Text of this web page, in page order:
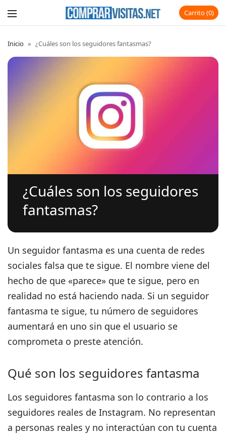
Carrito 0
Inicio » ¿Cuáles son los seguidores fantasmas?
¿Cuáles son los seguidores
fantasmas?
Un seguidor fantasma es una cuenta de redes
sociales falsa que te sigue. El nombre viene del
hecho de que «parece» que te sigue, pero en
realidad no está haciendo nada. Si un seguidor
fantasma te sigue, tu número de seguidores
aumentará en uno sin que el usuario se
comprometa o preste atención.
Qué son los seguidores fantasma
Los seguidores fantasma son lo contrario a los
seguidores reales de Instagram. No representan
a personas reales y no interactúan con tu cuenta